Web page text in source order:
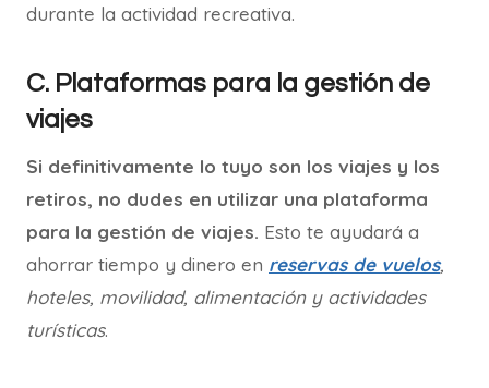
durante la actividad recreativa.
C. Plataformas para la gestión de
viajes
Si definitivamente lo tuyo son los viajes y los
retiros, no dudes en utilizar una plataforma
para la gestión de viajes. Esto te ayudará a
ahorrar tiempo y dinero en reservas de vuelos,
hoteles, movilidad, alimentación y actividades
turísticas.